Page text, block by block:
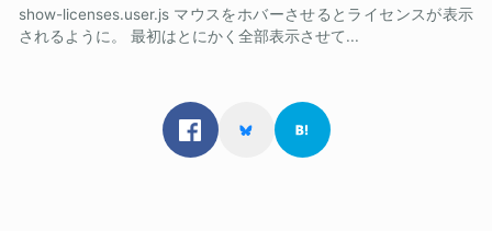
show-licenses.user.js マウスをホバーさせるとライセンスが表示
されるように。 最初はとにかく全部表示させて...